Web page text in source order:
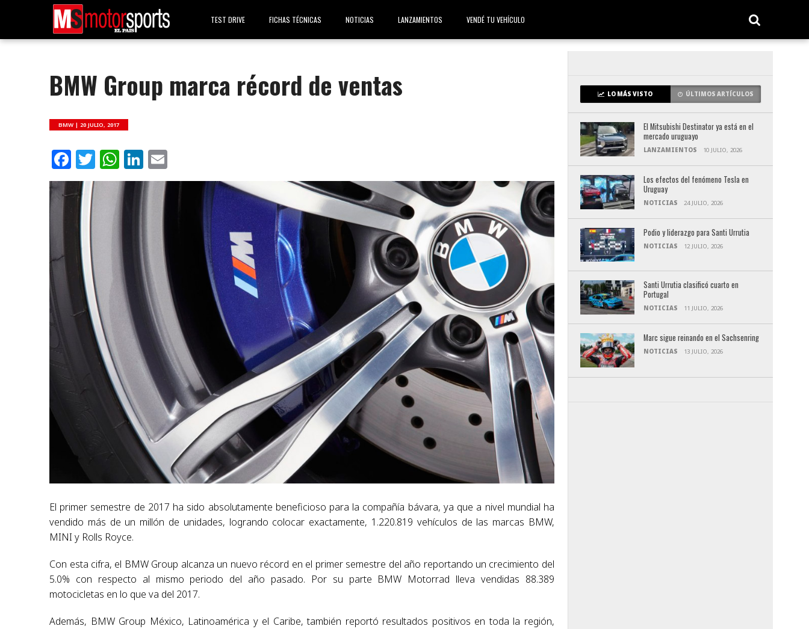
TEST DRIVE FICHAS TÉCNICAS NOTICIAS LANZAMIENTOS VENDÉ TU VEHÍCULO
BMW Group marca récord de ventas
BMW |20 JULIO, 2017
Facebook
Twitter
WhatsApp
LinkedIn
El primer semestre de 2017 ha sido absolutamente beneficioso para la compañía bávara, ya que a nivel mundial ha
vendido más de un millón de unidades, logrando colocar exactamente, 1.220.819 vehículos de las marcas BMW,
MINI y Rolls Royce.
Con esta cifra, el BMW Group alcanza un nuevo récord en el primer semestre del año reportando un crecimiento del
5.0% con respecto al mismo periodo del año pasado. Por su parte BMW Motorrad lleva vendidas 88.389
motocicletas en lo que va del 2017.
Además, BMW Group México, Latinoamérica y el Caribe, también reportó resultados positivos en toda la región,
LO MÁS VISTO ÚLTIMOS ARTÍCULOS
El Mitsubishi Destinator ya está en el
mercado uruguayo
LANZAMIENTOS 10 JULIO, 2026
Los efectos del fenómeno Tesla en
Uruguay
NOTICIAS 24 JULIO, 2026
Podio y liderazgo para Santi Urrutia
NOTICIAS 12 JULIO, 2026
Santi Urrutia clasificó cuarto en
Portugal
NOTICIAS 11 JULIO, 2026
Marc sigue reinando en el Sachsenring
NOTICIAS 13 JULIO, 2026